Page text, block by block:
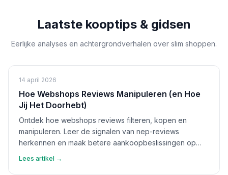
Laatste kooptips & gidsen
Eerlijke analyses en achtergrondverhalen over slim shoppen.
14 april 2026
Hoe Webshops Reviews Manipuleren (en Hoe
Jij Het Doorhebt)
Ontdek hoe webshops reviews filteren, kopen en
manipuleren. Leer de signalen van nep-reviews
herkennen en maak betere aankoopbeslissingen op
Lees artikel →